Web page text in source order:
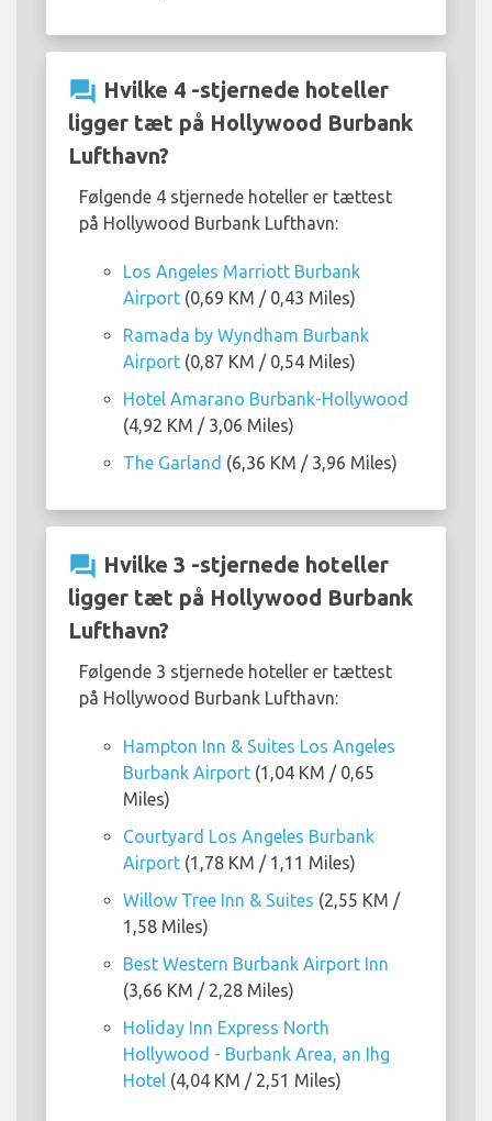
question_answer Hvilke 4 -stjernede hoteller
ligger tæt på Hollywood Burbank
Lufthavn?
Følgende 4 stjernede hoteller er tættest
på Hollywood Burbank Lufthavn:
Los Angeles Marriott Burbank
Airport (0,69 KM / 0,43 Miles)
Ramada by Wyndham Burbank
Airport (0,87 KM / 0,54 Miles)
Hotel Amarano Burbank-Hollywood
(4,92 KM / 3,06 Miles)
The Garland (6,36 KM / 3,96 Miles)
question_answer Hvilke 3 -stjernede hoteller
ligger tæt på Hollywood Burbank
Lufthavn?
Følgende 3 stjernede hoteller er tættest
på Hollywood Burbank Lufthavn:
Hampton Inn & Suites Los Angeles
Burbank Airport (1,04 KM / 0,65
Miles)
Courtyard Los Angeles Burbank
Airport (1,78 KM / 1,11 Miles)
Willow Tree Inn & Suites (2,55 KM /
1,58 Miles)
Best Western Burbank Airport Inn
(3,66 KM / 2,28 Miles)
Holiday Inn Express North
Hollywood - Burbank Area, an Ihg
Hotel (4,04 KM / 2,51 Miles)